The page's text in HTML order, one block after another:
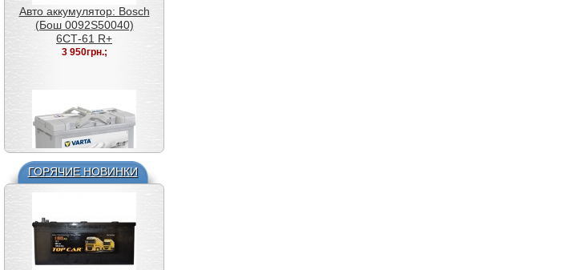
Silver (Варта 585200080)
6СТ-85 R+ F18
5 550грн.;
ГОРЯЧИЕ НОВИНКИ